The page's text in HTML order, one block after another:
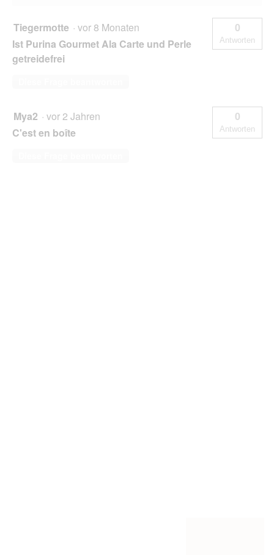
Tiegermotte · vor 8 Monaten
Ist Purina Gourmet Ala Carte und Perle
getreidefrei
0
Antworten
Mya2 · vor 2 Jahren
C'est en boîte
0
Antworten